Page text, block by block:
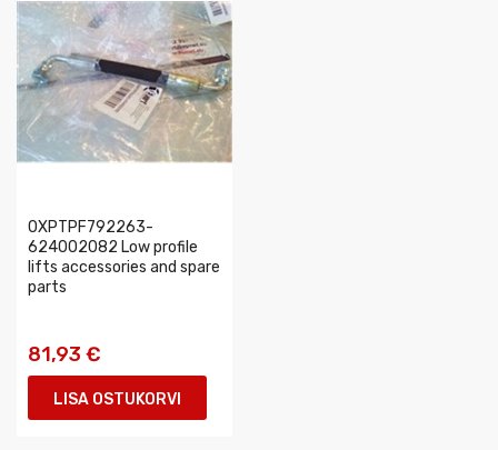
0XPTPF792263-
624002082 Low profile
lifts accessories and spare
parts
81,93 €
LISA OSTUKORVI